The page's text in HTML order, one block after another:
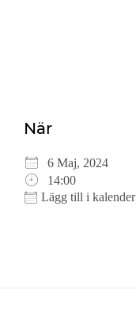
När
6 Maj, 2024
14:00
Lägg till i kalender
Ladda ner ICS